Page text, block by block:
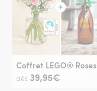
Coffret LEGO® Roses
dès 39,95€